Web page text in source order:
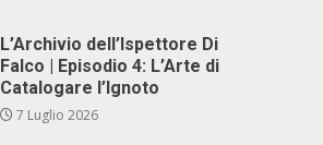
L’Archivio dell’Ispettore Di
Falco | Episodio 4: L’Arte di
Catalogare l’Ignoto
7 Luglio 2026